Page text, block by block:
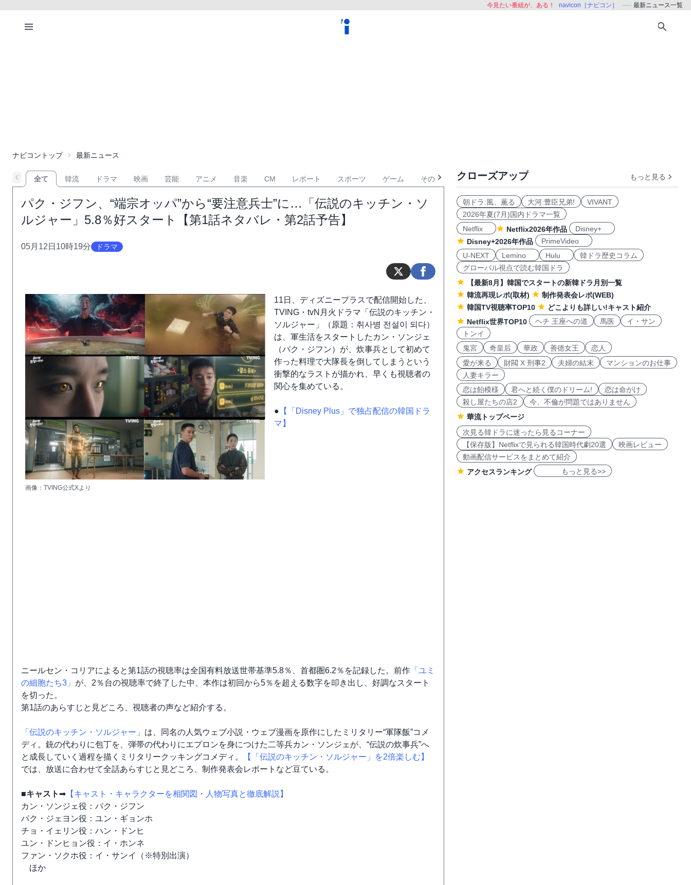
今見たい番組が、ある！ navicon［ナビコン］ 最新ニュース一覧
ナビコントップ 最新ニュース
全て 韓流 ドラマ 映画 芸能 アニメ 音楽 CM レポート スポーツ ゲーム その他
パク・ジフン、“端宗オッパ”から“要注意兵士”に…「伝説のキッチン・ソ
ルジャー」5.8％好スタート【第1話ネタバレ・第2話予告】
05月12日10時19分 ドラマ
画像：TVING公式Xより
11日、ディズニープラスで配信開始した、
TVING・tvN月火ドラマ「伝説のキッチン・
ソルジャー」（原題：취사병 전설이 되다）
は、軍生活をスタートしたカン・ソンジェ
（パク・ジフン）が、炊事兵として初めて
作った料理で大隊長を倒してしまうという
衝撃的なラストが描かれ、早くも視聴者の
関心を集めている。
● 【「Disney Plus」で独占配信の韓国ドラ
マ】
ニールセン・コリアによると第1話の視聴率は全国有料放送世帯基準5.8％、首都圏6.2％を記録した。前作 「ユミ
の細胞たち3」 が、2％台の視聴率で終了した中、本作は初回から5％を超える数字を叩き出し、好調なスタート
を切った。
第1話のあらすじと見どころ、視聴者の声など紹介する。
「伝説のキッチン・ソルジャー」 は、同名の人気ウェブ小説・ウェブ漫画を原作にしたミリタリー“軍隊飯”コメ
ディ。銃の代わりに包丁を、弾帯の代わりにエプロンを身につけた二等兵カン・ソンジェが、“伝説の炊事兵”へ
と成長していく過程を描くミリタリークッキングコメディ。
【「伝説のキッチン・ソルジャー」を2倍楽しむ】
では、放送に合わせて全話あらすじと見どころ、制作発表会レポートなど豆ている。
■キャスト ➡ 【キャスト・キャラクターを相関図・人物写真と徹底解説】
カン・ソンジェ役：パク・ジフン
パク・ジェヨン役：ユン・ギョンホ
チョ・イェリン役：ハン・ドンヒ
ユン・ドンヒョン役：イ・ホンネ
ファン・ソクホ役：イ・サンイ（※特別出演）
ほか
クローズアップ もっと見る
朝ドラ:風、薫る 大河:豊臣兄弟!
VIVANT
2026年夏(7月)国内ドラマ一覧
Netflix
Netflix2026年作品
Disney+
Disney+2026年作品
PrimeVideo
U-NEXT
Lemino Hulu
韓ドラ歴史コラム
グローバル視点で読む韓国ドラ
【最新8月】韓国でスタートの新韓ドラ月別一覧
韓流再現レポ(取材)
制作発表会レポ(WEB)
韓国TV視聴率TOP10
どこよりも詳しい!キャスト紹介
Netflix世界TOP10
ヘチ 王座への道 馬医
イ・サン
トンイ
鬼宮
奇皇后 華政 善徳女王
恋人
愛が来る
財閥 X 刑事2 夫婦の結末
マンションのお仕事
人妻キラー
恋は飴模様
君へと続く僕のドリーム!
恋は命がけ
殺し屋たちの店2
今、不倫が問題ではありません
華流トップページ
次見る韓ドラに迷ったら見るコーナー
【保存版】Netflixで見られる韓国時代劇20選
映画レビュー
動画配信サービスをまとめて紹介
アクセスランキング
もっと見る>>